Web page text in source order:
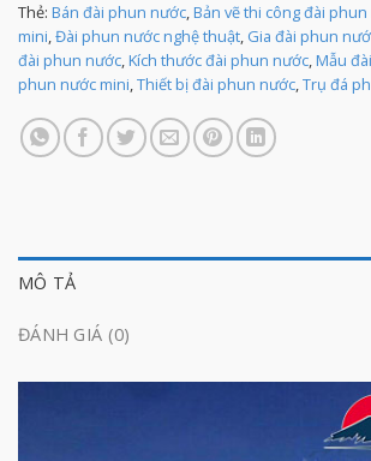
Thẻ: Bán đài phun nước,Bản vẽ thi công đài
mini,Đài phun nước nghệ thuật, Gia đài phun
đài phun nước,Kích thước đài phun nước,Mẫu
phun nước mini,Thiết bị đài phun nước,Trụ đá
MÔ TẢ
ĐÁNH GIÁ (0)